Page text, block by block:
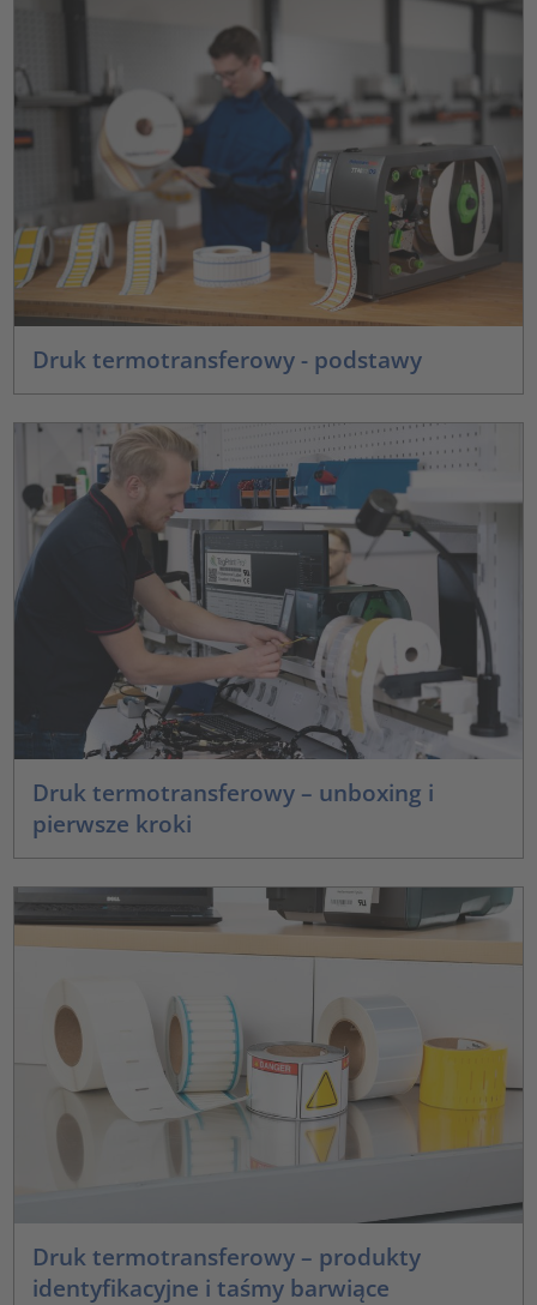
Druk termotransferowy - podstawy
Druk termotransferowy – unboxing i
pierwsze kroki
Druk termotransferowy – produkty
identyfikacyjne i taśmy barwiące